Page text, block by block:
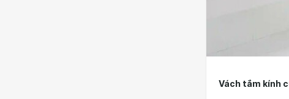
Vách tắm kính